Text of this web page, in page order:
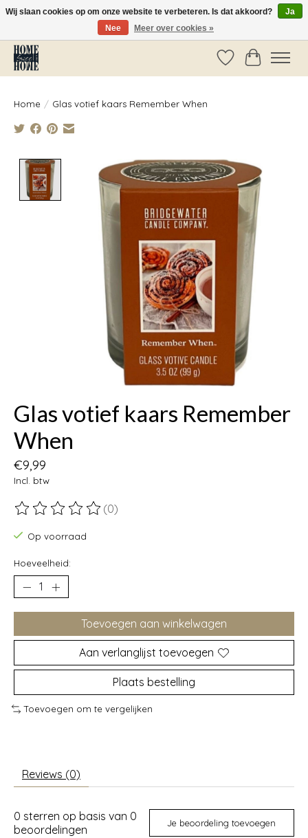
Vóór 14:00 besteld, dezelfde dag verzonden!
Verlanglijst
Home / Glas votief kaars Remember When
Product image slideshow Items
Glas votief kaars Remember
When
€9,99
Incl. btw
De beoordeling van dit product is
(0)
Op voorraad
Hoeveelheid:
Toevoegen aan winkelwagen
Aan verlanglijst toevoegen
Plaats bestelling
Toevoegen om te vergelijken
Reviews (0)
0 sterren op basis van 0
beoordelingen
Je beoordeling toevoegen
Wij slaan cookies op om onze website te verbeteren. Is dat akkoord?
Ja
Nee
Meer over cookies »